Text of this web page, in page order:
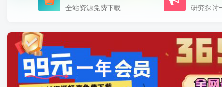
全站资源免费下载 研究探讨